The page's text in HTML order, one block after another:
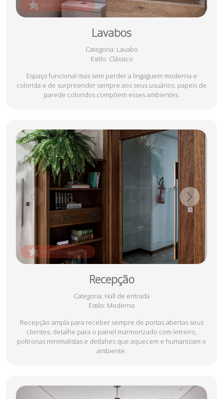
Lavabos
Categoria: Lavabo
Estilo: Clássico
Espaço funcional mas sem perder a lingaguem moderna e
colorida e de surpreender sempre aos seus usuários: papeis de
parede coloridos compõem esses ambientes.
salvar nos favoritos
Recepção
Categoria: Hall de entrada
Estilo: Moderno
Recepção ampla para receber sempre de portas abertas seus
clientes: detalhe para o painel marmorizado com letreiro,
poltronas minimalistas e detlahes que aquecem e humanizam o
ambiente.
salvar nos favoritos